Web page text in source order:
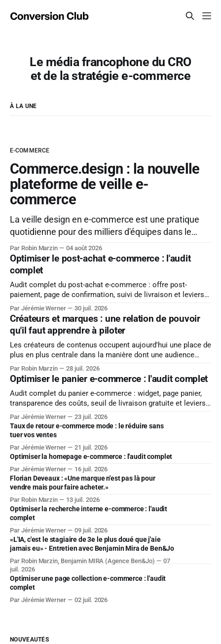
Le média francophone du CRO
et de la stratégie e-commerce
À LA UNE
E-COMMERCE
Commerce.design : la nouvelle
plateforme de veille e-
commerce
La veille design en e-commerce est une pratique
quotidienne pour des milliers d'équipes dans le
secteur, et pourtant elle reste souvent solitaire,
cloisonnée dans des favoris personnels et des
dossiers partagés que personne ne retrouve plus.
Mais ça peut changer ! Car on vous partage
aujourd'hui
Par Robin Marzin 04 août 2026
Optimiser le post-achat e-commerce : l'audit
complet
Audit complet du post-achat e-commerce : offre post-
paiement, page de confirmation, suivi de livraison et leviers
de réachat, avec les données réelles d'une base de milliers
de commandes. Tout le monde optimise jusqu'au paiement.
Après, plus personne ne regarde. Le pilier de cette série
Par Jérémie Werner 30 juil. 2026
Créateurs et marques : une relation de pouvoir
qu'il faut apprendre à piloter
Les créateurs de contenus occupent aujourd'hui une place de
plus en plus centrale dans la manière dont une audience
rencontre une marque, se forge une opinion sur elle, et s'en
souvient au moment d'acheter. Ce basculement mérite qu'on
s’y attarde et
Par Robin Marzin 28 juil. 2026
Optimiser le panier e-commerce : l'audit complet
Audit complet du panier e-commerce : widget, page panier,
transparence des coûts, seuil de livraison gratuite et leviers
d'upsell, avec l'autopsie d'un test raté. Le panier est la page
la plus mal nommée du e-commerce. Tout dans son
vocabulaire évoque l'attente
Par Jérémie Werner 23 juil. 2026
Taux de retour e-commerce mode : le réduire sans
tuer vos ventes
Par Jérémie Werner 21 juil. 2026
Optimiser la homepage e-commerce : l'audit complet
Par Jérémie Werner 16 juil. 2026
Florian Deveaux : «Une marque n'est pas là pour
vendre mais pour faire acheter.»
Par Robin Marzin 13 juil. 2026
Optimiser la recherche interne e-commerce : l'audit
complet
Par Jérémie Werner 09 juil. 2026
«L'IA, c'est le stagiaire de 3e le plus doué que j'aie
jamais eu» - Entretien avec Benjamin Mira de Ben&Jo
Par Robin Marzin, Benjamin MIRA (Agence Ben&Jo)
07
juil. 2026
Optimiser une page collection e-commerce : l'audit
complet
Par Jérémie Werner 02 juil. 2026
NOUVEAUTÉS